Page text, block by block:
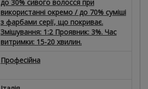
до 30% сивого волосся при
використанні окремо / до 70% суміші
з фарбами серії, що покриває.
Змішування: 1:2 Проявник: 3%. Час
витримки: 15-20 хвилин.
Професійна